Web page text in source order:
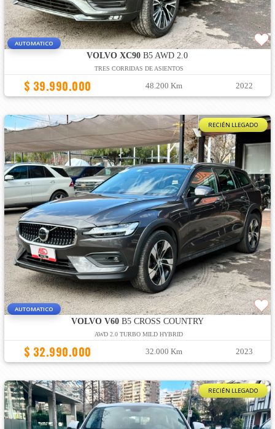
AUTOMATICO
VOLVO XC90 B5 AWD 2.0
TRES CORRIDAS DE ASIENTOS
$ 39.990.000 48.200 Km 2022
RECIÉN LLEGADO
AUTOMATICO
VOLVO V60B5 CROSS COUNTRY
AWD 2.0 TURBO MILD HYBRID
$ 32.990.000 32.000 Km 2023
RECIÉN LLEGADO